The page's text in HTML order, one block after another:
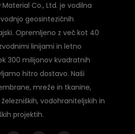
Material Co., Ltd. je vodilna
geosintezičnih
Opremljeno z več kot 40
linijami in letno
300 milijonov kvadratnih
hitro dostavo. Naši
mreže in tkanine,
vodohraniteljskih in
projektih.